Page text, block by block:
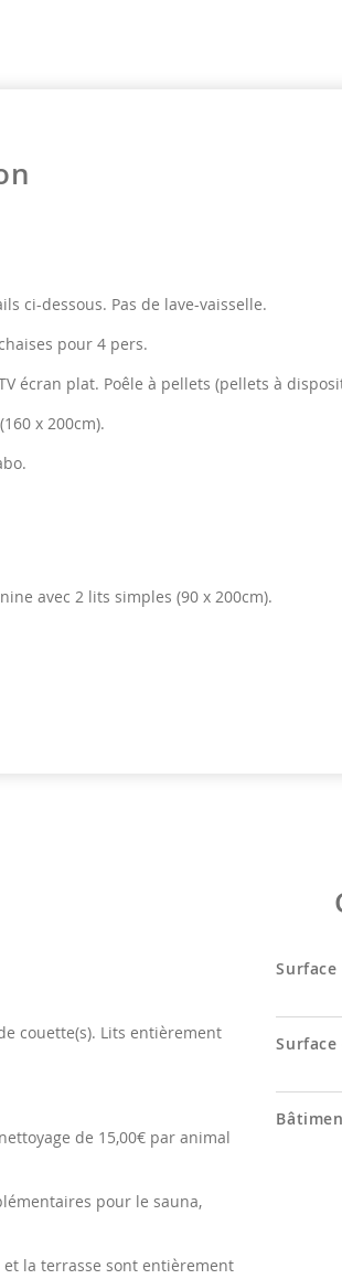
ci-dessous. Pas de lave-vaisselle.
pour 4 pers.
écran plat. Poêle à pellets (pellets à
x 200cm).
avec 2 lits simples (90 x 200cm).
couette(s). Lits entièrement
de 15,00€ par animal
pour le sauna,
la terrasse sont entièrement